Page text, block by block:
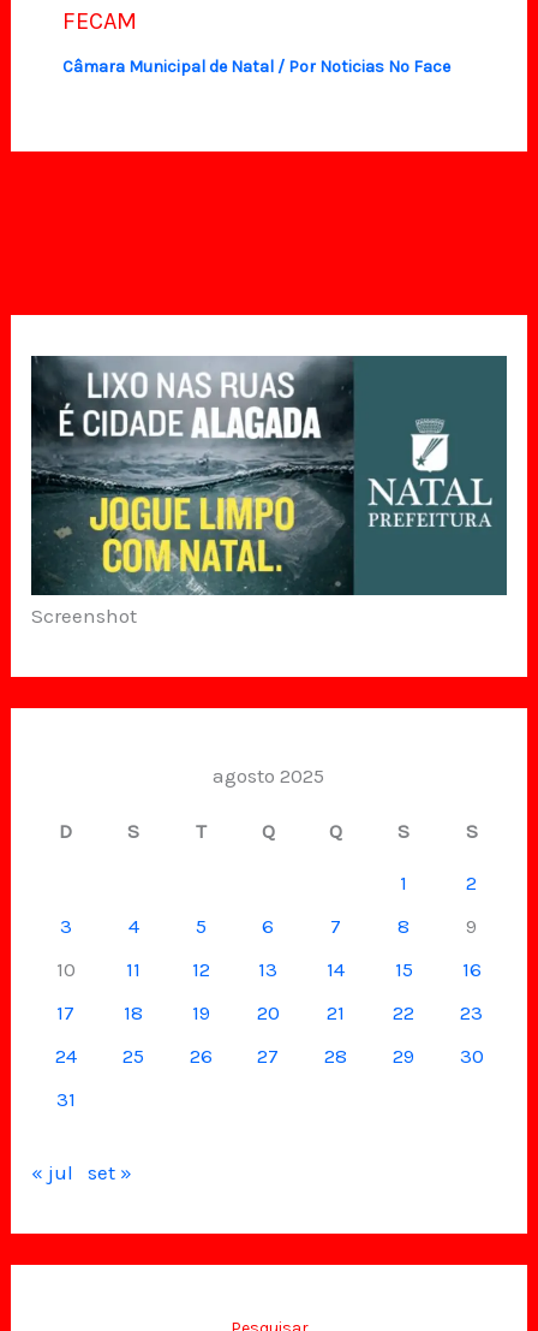
Screenshot
agosto 2025
D S T Q Q S S
1
2
3
4 5 6 7 8
9
10
11 12 13 14 15
16
17
18 19 20 21 22
23
24
25 26 27 28 29
30
31
« jul set »
FECAM
Câmara Municipal de Natal/ Por Noticias No Face